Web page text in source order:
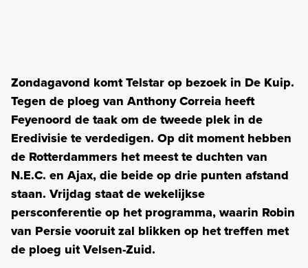
Zondagavond komt Telstar op bezoek in De Kuip.
Tegen de ploeg van Anthony Correia heeft
Feyenoord de taak om de tweede plek in de
Eredivisie te verdedigen. Op dit moment hebben
de Rotterdammers het meest te duchten van
N.E.C. en Ajax, die beide op drie punten afstand
staan. Vrijdag staat de wekelijkse
persconferentie op het programma, waarin Robin
van Persie vooruit zal blikken op het treffen met
de ploeg uit Velsen-Zuid.